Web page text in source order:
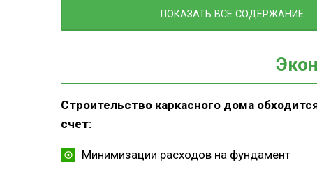
Преимущества каркасных домов
ПОКАЗАТЬ ВСЕ СОДЕРЖАНИЕ
Строительство каркасного дома
счет:
Минимизации расходов на фундамент